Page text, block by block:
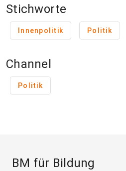
Stichworte
Innenpolitik Politik
Channel
Politik
BM für Bildung